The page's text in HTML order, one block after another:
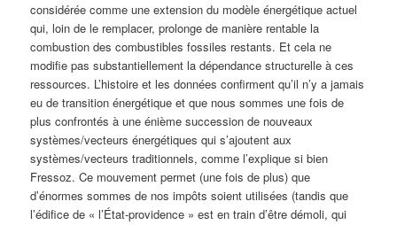
considérée comme une extension du modèle énergétique actuel
qui, loin de le remplacer, prolonge de manière rentable la
combustion des combustibles fossiles restants. Et cela ne
modifie pas substantiellement la dépendance structurelle à ces
ressources. L’histoire et les données confirment qu’il n’y a jamais
eu de transition énergétique et que nous sommes une fois de
plus confrontés à une énième succession de nouveaux
systèmes/vecteurs énergétiques qui s’ajoutent aux
systèmes/vecteurs traditionnels, comme l’explique si bien
Fressoz. Ce mouvement permet (une fois de plus) que
d’énormes sommes de nos impôts soient utilisées (tandis que
l’édifice de « l’État-providence » est en train d’être démoli, qui